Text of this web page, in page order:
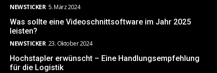
NEWSTICKER 5. März 2024
Was sollte eine Videoschnittsoftware im Jahr 2025
leisten?
NEWSTICKER 23. Oktober 2024
Hochstapler erwünscht – Eine Handlungsempfehlung
für die Logistik